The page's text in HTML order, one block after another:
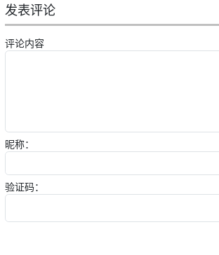
发表评论
评论内容
昵称：
验证码：